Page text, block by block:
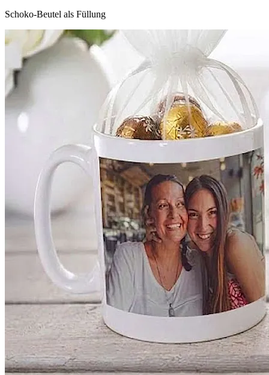
Schoko-Beutel als Füllung